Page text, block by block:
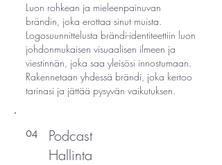
Luon rohkean ja mieleenpainuvan
brändin, joka erottaa sinut muista.
Logosuunnittelusta brändi-identiteettiin luon
johdonmukaisen visuaalisen ilmeen ja
viestinnän, joka saa yleisösi innostumaan.
Rakennetaan yhdessä brändi, joka kertoo
tarinasi ja jättää pysyvän vaikutuksen.
04
Podcast
Hallinta